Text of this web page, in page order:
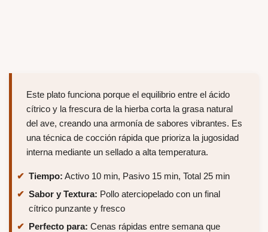
Este plato funciona porque el equilibrio entre el ácido
cítrico y la frescura de la hierba corta la grasa natural
del ave, creando una armonía de sabores vibrantes. Es
una técnica de cocción rápida que prioriza la jugosidad
interna mediante un sellado a alta temperatura.
Tiempo: Activo 10 min, Pasivo 15 min, Total 25 min
Sabor y Textura: Pollo aterciopelado con un final
cítrico punzante y fresco
Perfecto para: Cenas rápidas entre semana que